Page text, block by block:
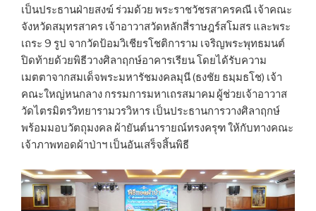
เป็นประธานฝ่ายสงฆ์ ร่วมด้วย พระราชวัชรสาครคณี เจ้าคณะ
จังหวัดสมุทรสาคร เจ้าอาวาสวัดหลักสี่ราษฎร์สโมสร และพระ
เถระ 9 รูป จากวัดป้อมวิเชียรโชติการาม เจริญพระพุทธมนต์
ปิดท้ายด้วยพิธีวางศิลาฤกษ์อาคารเรียน โดยได้รับความ
เมตตาจากสมเด็จพระมหารัชมงคลมุนี (ธงชัย ธมฺมธโช) เจ้า
คณะใหญ่หนกลาง กรรมการมหาเถรสมาคม ผู้ช่วยเจ้าอาวาส
วัดไตรมิตรวิทยารามวรวิหาร เป็นประธานการวางศิลาฤกษ์
พร้อมมอบวัตถุมงคล ผ้ายันต์นารายณ์ทรงครุฑ ให้กับทางคณะ
เจ้าภาพทอดผ้าป่าฯ เป็นอันเสร็จสิ้นพิธี